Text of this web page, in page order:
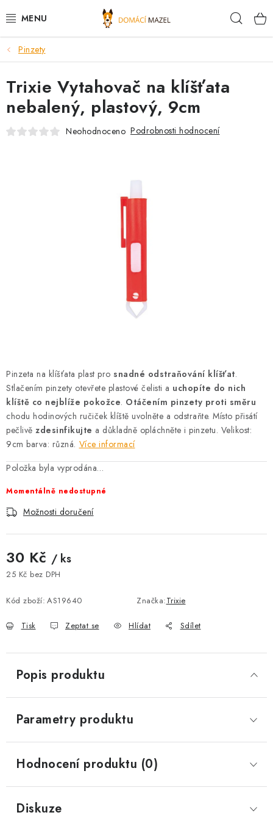
na
DOPORUČUJEME
VÝPRODEJ SKLADU
PSI
HODNOCENÍ OBCHODU
DOPRAVA PO OSTRAVĚ, HLUČÍNĚ A OKOLÍ
Kontakt Možnosti dopravy
Hodnocení obchodu
Věrnostní slevy
Pinzety
Pinzeta na klíšťata plast pro snadné odstraňování klíšťat.
Stlačením pinzety otevřete plastové čelisti a uchopíte do nich
klíště co nejblíže pokožce. Otáčením pinzety proti směru
chodu hodinových ručiček klíště uvolněte a odstraňte. Místo přisátí
pečlivě zdesinfikujte a důkladně opláchněte i pinzetu. Velikost:
9cm barva: různá. Více informací
Položka byla vyprodána…
Momentálně nedostupné
Možnosti doručení
30 Kč / ks
25 Kč bez DPH
Kód zboží: AS19640 Značka:Trixie
Tisk Zeptat se Hlídat Sdílet
Trixie Vytahovač na klíšťata
nebalený, plastový, 9cm
Neohodnoceno Podrobnosti hodnocení
Popis produktu
Parametry produktu
Hodnocení produktu (0)
Diskuze